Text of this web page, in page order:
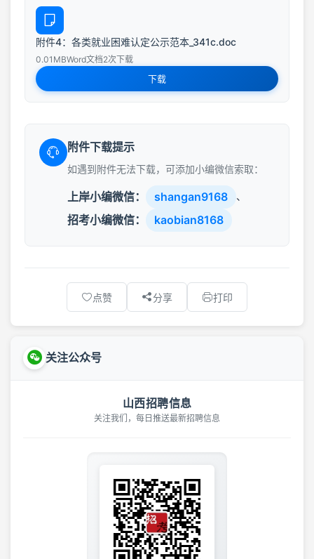
附件4：各类就业困难认定公示范本_341c.doc
0.01MBWord文档2次下载
下载
附件下载提示
如遇到附件无法下载，可添加小编微信索取：
上岸小编微信： shangan9168 、
招考小编微信： kaobian8168
点赞 分享 打印
关注公众号
山西招聘信息
关注我们，每日推送最新招聘信息